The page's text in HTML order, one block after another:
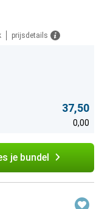
prijsdetails
37,50
0,00
je bundel